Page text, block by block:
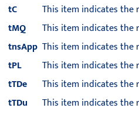
tC
This item indicates the
tMQ
This item indicates the
tnsApp This item indicates the
tPL
This item indicates the
tTDe
This item indicates the
tTDu
This item indicates the